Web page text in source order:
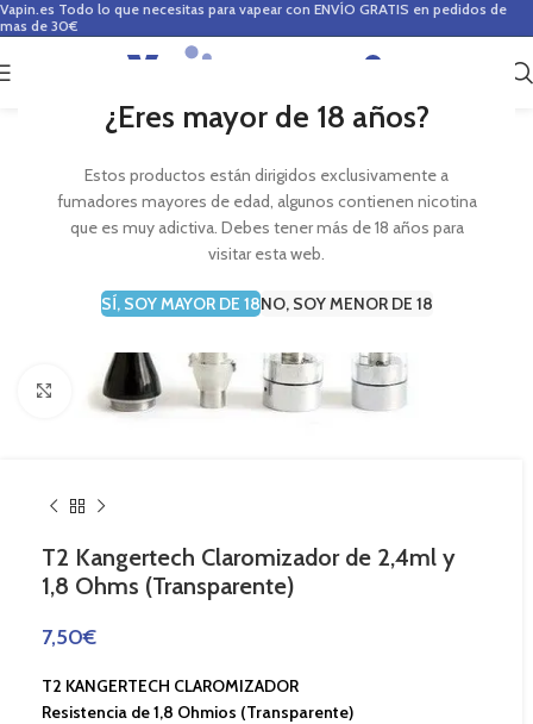
¿Eres mayor de 18 años?
Estos productos están dirigidos exclusivamente a
fumadores mayores de edad, algunos contienen nicotina
que es muy adictiva. Debes tener más de 18 años para
visitar esta web.
SÍ, SOY MAYOR DE 18NO, SOY MENOR DE 18
Vapin.es Todo lo que necesitas para vapear con ENVÍO GRATIS en pedidos de
mas de 30€
0
Haga Click para agrandar
T2 Kangertech Claromizador de 2,4ml y
1,8 Ohms (Transparente)
7,50€
T2 KANGERTECH CLAROMIZADOR
Resistencia de 1,8 Ohmios (Transparente)